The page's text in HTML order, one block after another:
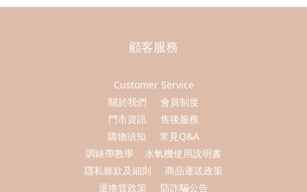
顧客服務
Customer Service
關於我們
會員制度
門市資訊
售後服務
購物須知
常見Q&A
調錶帶教學
水氧機使用說明書
隱私條款及細則
商品運送政策
退換貨政策
防詐騙公告